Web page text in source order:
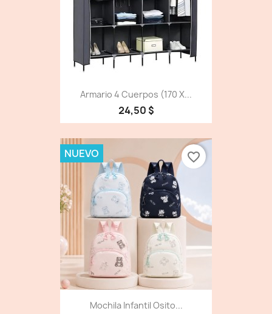
Armario 4 Cuerpos (170 X...
24,50 $
Mochila Infantil Osito...
NUEVO favorite_border